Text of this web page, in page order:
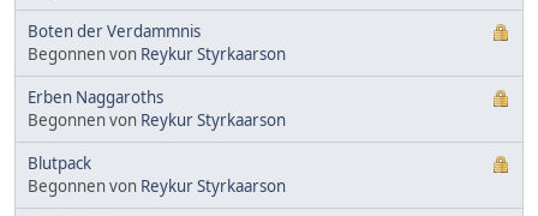
Boten der Verdammnis
Begonnen von Reykur Styrkaarson
Erben Naggaroths
Begonnen von Reykur Styrkaarson
Blutpack
Begonnen von Reykur Styrkaarson